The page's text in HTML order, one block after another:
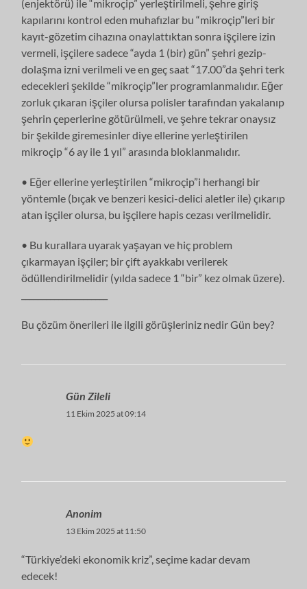
(enjektörü) ile “mikroçip” yerleştirilmeli, şehre giriş
kapılarını kontrol eden muhafızlar bu “mikroçip”leri bir
kayıt-gözetim cihazına onaylattıktan sonra işçilere izin
vermeli, işçilere sadece “ayda 1 (bir) gün” şehri gezip-
dolaşma izni verilmeli ve en geç saat “17.00”da şehri terk
edecekleri şekilde “mikroçip”ler programlanmalıdır. Eğer
zorluk çıkaran işçiler olursa polisler tarafından yakalanıp
şehrin çeperlerine götürülmeli, ve şehre tekrar onaysız
bir şekilde giremesinler diye ellerine yerleştirilen
mikroçip “6 ay ile 1 yıl” arasında bloklanmalıdır.
• Eğer ellerine yerleştirilen “mikroçip”i herhangi bir
yöntemle (bıçak ve benzeri kesici-delici aletler ile) çıkarıp
atan işçiler olursa, bu işçilere hapis cezası verilmelidir.
• Bu kurallara uyarak yaşayan ve hiç problem
çıkarmayan işçiler; bir çift ayakkabı verilerek
ödüllendirilmelidir (yılda sadece 1 “bir” kez olmak üzere).
Bu çözüm önerileri ile ilgili görüşleriniz nedir Gün bey?
Gün Zileli
11 Ekim 2025 at 09:14
Anonim
13 Ekim 2025 at 11:50
“Türkiye’deki ekonomik kriz”, seçime kadar devam
edecek!